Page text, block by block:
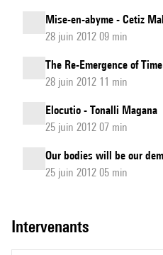
Mise-en-abyme - Cetiz
28 juin 2012 09 min
The Re-Emergence of
28 juin 2012 11 min
Elocutio - Tonalli Magana
25 juin 2012 07 min
Our bodies will be our
25 juin 2012 05 min
intervenants